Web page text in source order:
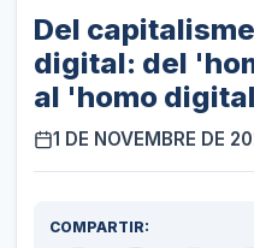
Del
digital: del
al 'homo
1 DE NOVEMBRE DE
COMPARTIR: